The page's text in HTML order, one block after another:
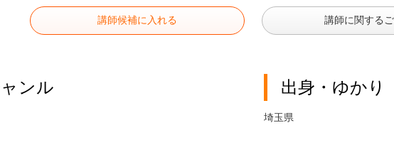
講師候補に入れる 講師に関する
ンル 出身・ゆかり
埼玉県